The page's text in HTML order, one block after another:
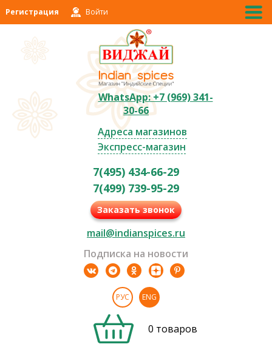
Регистрация Войти
WhatsApp: +7 (969) 341-
30-66
Адреса магазинов
Экспресс-магазин
7(495) 434-66-29
7(499) 739-95-29
Заказать звонок
mail@indianspices.ru
Подписка на новости
РУС ENG
0 товаров